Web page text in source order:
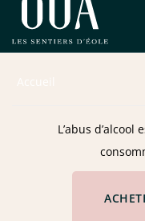
L’abus